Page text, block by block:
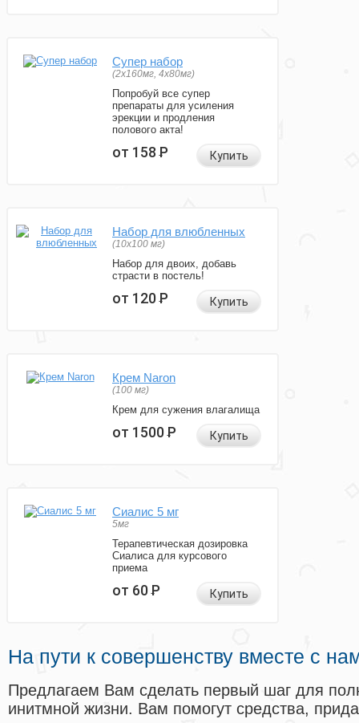
Супер набор
(2х160мг, 4х80мг)
Попробуй все супер
препараты для усиления
эрекции и продления
полового акта!
от 158Р Купить
Набор для влюбленных
(10х100 мг)
Набор для двоих, добавь
страсти в постель!
от 120Р Купить
Крем Naron
(100 мг)
Крем для сужения влагалища
от 1500Р Купить
Сиалис 5 мг
5мг
Терапевтическая дозировка
Сиалиса для курсового
приема
от 60Р Купить
На пути к совершенству вместе с
Предлагаем Вам сделать первый шаг для
инитмной жизни. Вам помогут средства,